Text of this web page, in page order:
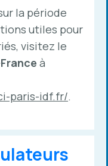
la période
utiles pour
visitez le
à
paris-idf.fr/.